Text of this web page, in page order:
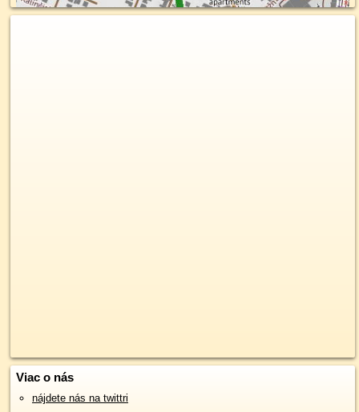
Viac o nás
nájdete nás na twittri